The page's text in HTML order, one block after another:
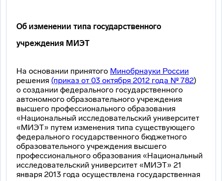
Об изменении типа государственного
учреждения МИЭТ
На основании принятого Минобрнауки России
решения (приказ от 03 октября 2012 года № 782)
о создании федерального государственного
автономного образовательного учреждения
высшего профессионального образования
«Национальный исследовательский университет
«МИЭТ» путем изменения типа существующего
федерального государственного бюджетного
образовательного учреждения высшего
профессионального образования «Национальный
исследовательский университет «МИЭТ» 21
января 2013 года осуществлена государственная